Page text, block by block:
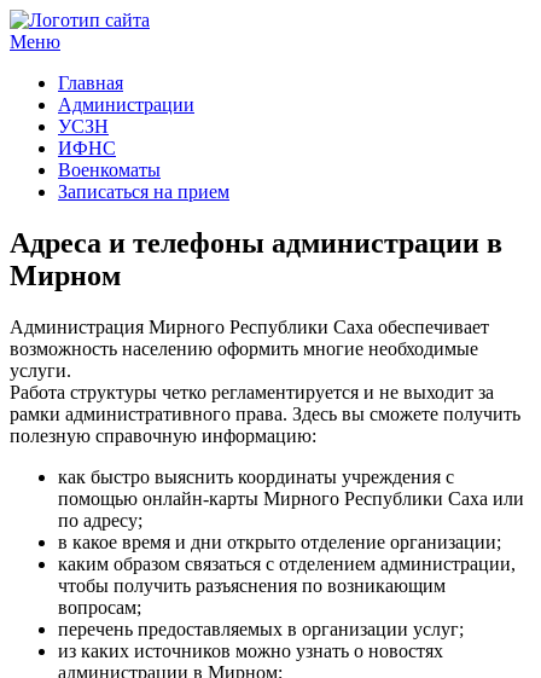
Меню
Главная
Администрации
УСЗН
ИФНС
Военкоматы
Записаться на прием
Адреса и телефоны администрации в
Мирном
Администрация Мирного Республики Саха обеспечивает
возможность населению оформить многие необходимые
услуги.
Работа структуры четко регламентируется и не выходит за
рамки административного права. Здесь вы сможете получить
полезную справочную информацию:
как быстро выяснить координаты учреждения с
помощью онлайн-карты Мирного Республики Саха или
по адресу;
в какое время и дни открыто отделение организации;
каким образом связаться с отделением администрации,
чтобы получить разъяснения по возникающим
вопросам;
перечень предоставляемых в организации услуг;
из каких источников можно узнать о новостях
администрации в Мирном;